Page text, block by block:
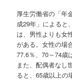
厚生労働省の「年
成29年」によると
は、男性よりも女
がある。女性の場
77.6％、70～74歳
また、配偶者なし
ると、65歳以上の